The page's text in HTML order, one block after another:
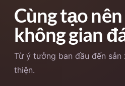
Cùng tạo
không gian
Từ ý tưởng ban đầu đến
thiện.